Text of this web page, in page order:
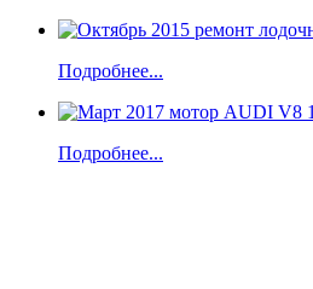
Подробнее...
Подробнее...